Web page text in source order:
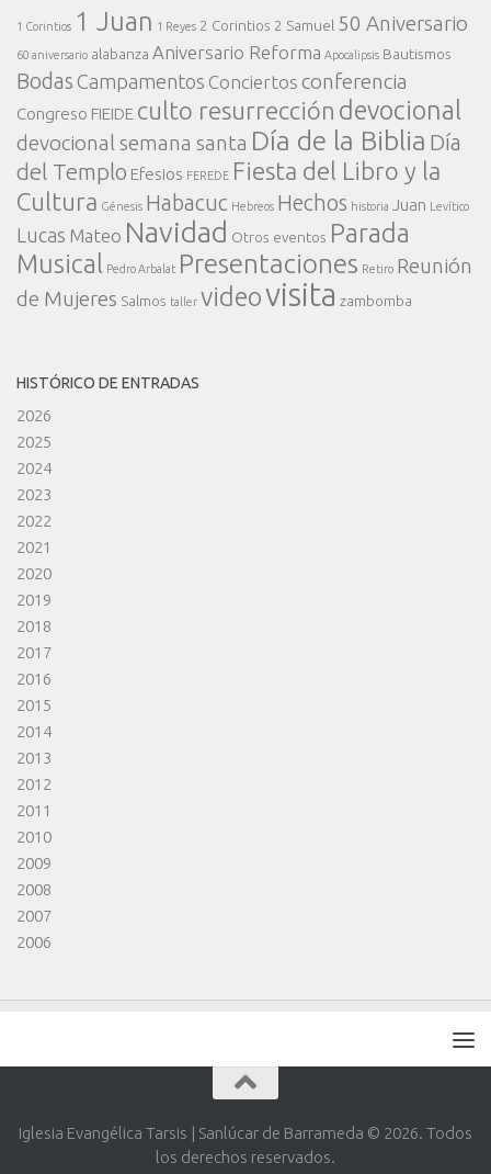
1 Corintios 1 Juan 1 Reyes 2 Corintios 2 Samuel 50 Aniversario
60 aniversario alabanza Aniversario Reforma Apocalipsis Bautismos
Bodas Campamentos Conciertos conferencia
Congreso FIEIDE culto resurrección devocional
devocional semana santa Día de la Biblia Día
del Templo Efesios FEREDE Fiesta del Libro y la
Cultura Génesis Habacuc Hebreos Hechos historia Juan Levítico
Lucas Mateo Navidad Otros eventos Parada
Musical
Pedro Arbalat Presentaciones Retiro Reunión
de Mujeres Salmos taller videovisita zambomba
HISTÓRICO DE ENTRADAS
2026
2025
2024
2023
2022
2021
2020
2019
2018
2017
2016
2015
2014
2013
2012
2011
2010
2009
2008
2007
2006
Iglesia Evangélica Tarsis | Sanlúcar de Barrameda © 2026. Todos
los derechos reservados.